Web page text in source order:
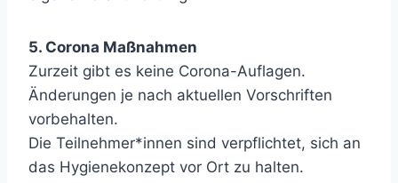
5. Corona Maßnahmen
Zurzeit gibt es keine Corona-Auflagen.
Änderungen je nach aktuellen Vorschriften
vorbehalten.
Die Teilnehmer*innen sind verpflichtet, sich an
das Hygienekonzept vor Ort zu halten.